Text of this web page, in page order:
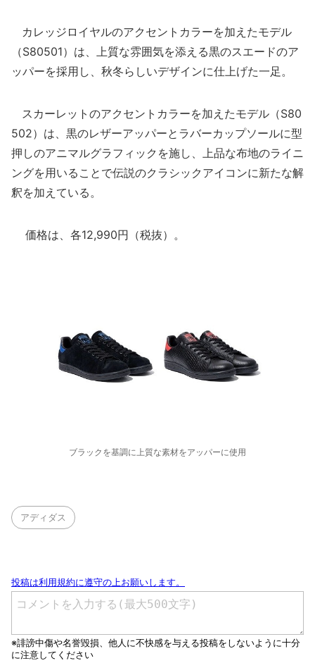
カレッジロイヤルのアクセントカラーを加えたモデル
（S80501）は、上質な雰囲気を添える黒のスエードのア
ッパーを採用し、秋冬らしいデザインに仕上げた一足。
スカーレットのアクセントカラーを加えたモデル（S80
502）は、黒のレザーアッパーとラバーカップソールに型
押しのアニマルグラフィックを施し、上品な布地のライニ
ングを用いることで伝説のクラシックアイコンに新たな解
釈を加えている。
価格は、各12,990円（税抜）。
ブラックを基調に上質な素材をアッパーに使用
アディダス